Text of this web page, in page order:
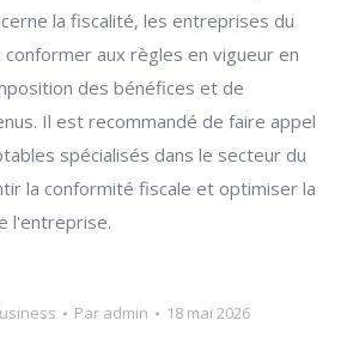
la fiscalité, les entreprises du
aux règles en vigueur en
des bénéfices et de
Il est recommandé de faire appel
spécialisés dans le secteur du
la conformité fiscale et optimiser la
l'entreprise.
Par admin 18 mai 2026